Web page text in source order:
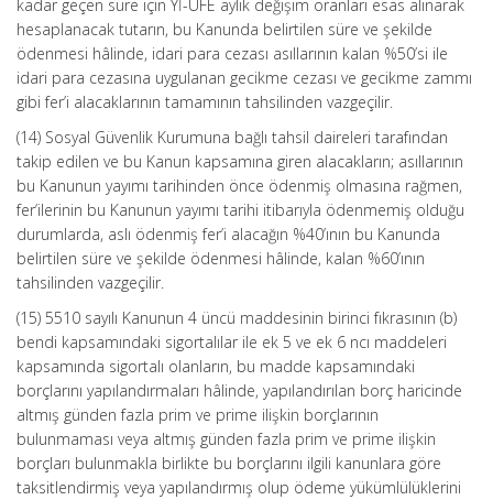
kadar geçen süre için Yİ-ÜFE aylık değişim oranları esas alınarak
hesaplanacak tutarın, bu Kanunda belirtilen süre ve şekilde
ödenmesi hâlinde, idari para cezası asıllarının kalan %50’si ile
idari para cezasına uygulanan gecikme cezası ve gecikme zammı
gibi fer’i alacaklarının tamamının tahsilinden vazgeçilir.
(14) Sosyal Güvenlik Kurumuna bağlı tahsil daireleri tarafından
takip edilen ve bu Kanun kapsamına giren alacakların; asıllarının
bu Kanunun yayımı tarihinden önce ödenmiş olmasına rağmen,
fer’ilerinin bu Kanunun yayımı tarihi itibarıyla ödenmemiş olduğu
durumlarda, aslı ödenmiş fer’i alacağın %40’ının bu Kanunda
belirtilen süre ve şekilde ödenmesi hâlinde, kalan %60’ının
tahsilinden vazgeçilir.
(15) 5510 sayılı Kanunun 4 üncü maddesinin birinci fıkrasının (b)
bendi kapsamındaki sigortalılar ile ek 5 ve ek 6 ncı maddeleri
kapsamında sigortalı olanların, bu madde kapsamındaki
borçlarını yapılandırmaları hâlinde, yapılandırılan borç haricinde
altmış günden fazla prim ve prime ilişkin borçlarının
bulunmaması veya altmış günden fazla prim ve prime ilişkin
borçları bulunmakla birlikte bu borçlarını ilgili kanunlara göre
taksitlendirmiş veya yapılandırmış olup ödeme yükümlülüklerini